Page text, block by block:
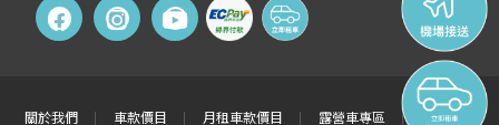
關於我們 車款價目 月租車款價目 露營車專區 租車須知